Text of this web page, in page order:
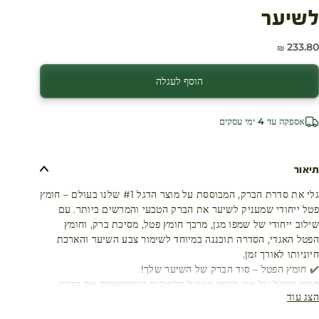
עגלת קניות
לשיער
מחיר מבצע
233.80 ₪
הוסף לעגלה
אספקה עד 4 ימי עסקים
תיאור
גלי את סדרת הברק, המבוססת על מוצר הדגל #1 שלנו בעולם – חומץ
פטל ייחודי שמעניק לשיער את הברק הטבעי והמרשים ביותר. עם
שילוב ייחודי של שמפו מגן, מרכך חומץ פטל, מסיכת ברק, וחומץ
הפטל האגדי, הסדרה תוכננה במיוחד לשימור צבע השיער והארכת
חיוניותו לאורך זמן.
✔️ חומץ הפטל – סוד הברק של השיער שלך!
חומץ הפטל של איב רושה מנטרל חלקיקים שמעמעמים את הברק,
ובכך מחדיר חיים לשיערך ומחזיר לו את הזוהר, גם אחרי חפיפות
הצג עוד